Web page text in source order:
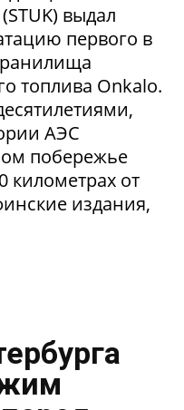
выдал
первого в
топлива Onkalo.
АЭС
побережье
километрах от
издания,